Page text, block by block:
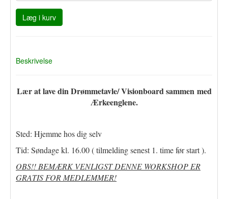
Læg i kurv
Beskrivelse
Lær at lave din Drømmetavle/ Visionboard sammen med
Ærkeenglene.
Sted: Hjemme hos dig selv
Tid: Søndage kl. 16.00 ( tilmelding senest 1. time før start ).
OBS!! BEMÆRK VENLIGST DENNE WORKSHOP ER
GRATIS FOR MEDLEMMER!